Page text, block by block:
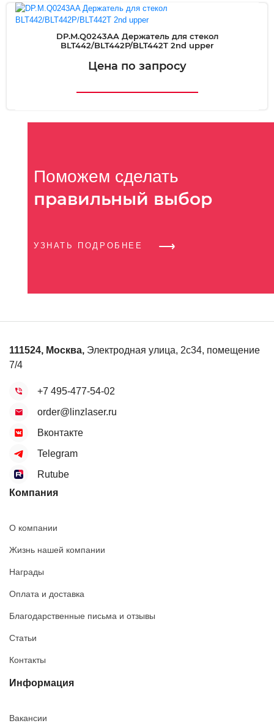
DP.M.Q0243AA Держатель для стекол
BLT442/BLT442P/BLT442T 2nd upper
Цена по запросу
Поможем сделать
правильный выбор
УЗНАТЬ ПОДРОБНЕЕ
111524, Москва, Электродная улица, 2с34, помещение
7/4
+7 495-477-54-02
order@linzlaser.ru
Вконтакте
Telegram
Rutube
Компания
О компании
Жизнь нашей компании
Награды
Оплата и доставка
Благодарственные письма и отзывы
Статьи
Контакты
Информация
Вакансии